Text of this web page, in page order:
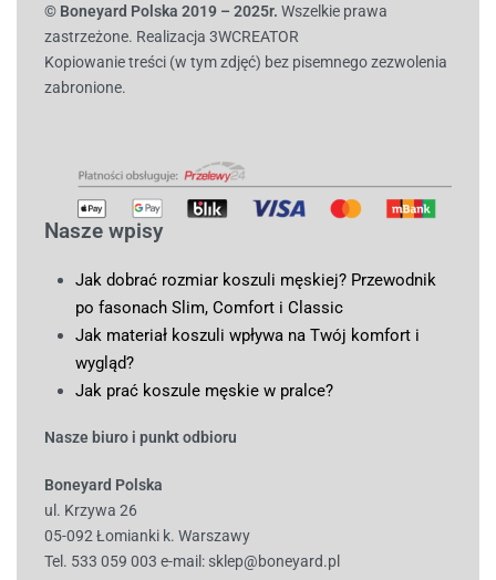
© Boneyard Polska 2019 – 2025r. Wszelkie prawa
zastrzeżone. Realizacja 3WCREATOR
Kopiowanie treści (w tym zdjęć) bez pisemnego zezwolenia
zabronione.
Nasze wpisy
Jak dobrać rozmiar koszuli męskiej? Przewodnik
po fasonach Slim, Comfort i Classic
Jak materiał koszuli wpływa na Twój komfort i
wygląd?
Jak prać koszule męskie w pralce?
Nasze biuro i punkt odbioru
Boneyard Polska
ul. Krzywa 26
05-092 Łomianki k. Warszawy
Tel. 533 059 003 e-mail: sklep@boneyard.pl